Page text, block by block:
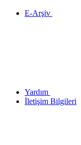
E-Arşiv
Yardım
İletişim Bilgileri